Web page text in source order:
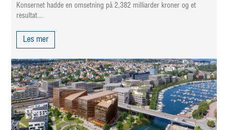
Konsernet hadde en omsetning på 2,382 milliarder kroner og et
resultat...
Les mer